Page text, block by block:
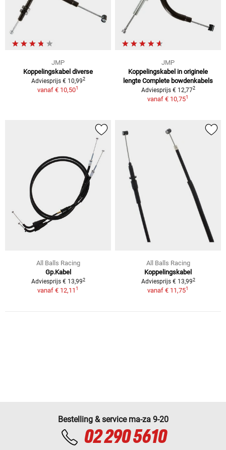
JMP
Koppelingskabel diverse
Adviesprijs € 10,992
vanaf € 10,501
JMP
Koppelingskabel in originele
lengte Complete bowdenkabels
Adviesprijs € 12,772
vanaf € 10,751
All Balls Racing
Gp.Kabel
Adviesprijs € 13,992
vanaf € 12,111
All Balls Racing
Koppelingskabel
Adviesprijs € 13,992
vanaf € 11,751
Bestelling & service ma-za 9-20
02 290 5610